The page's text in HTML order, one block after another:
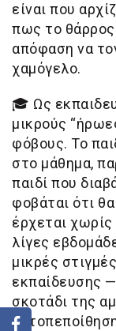
είναι που
πως το θάρρος
απόφαση να
χαμόγελο.
🎓 Ως
μικρούς
φόβους. Το
στο μάθημα,
παιδί που
φοβάται ότι
έρχεται χωρίς
λίγες
μικρές
εκπαίδευσης
σκοτάδι της